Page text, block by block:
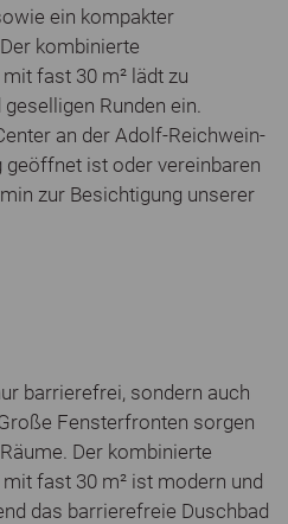
ein kompakter
kombinierte
fast 30 m² lädt zu
Runden ein.
an der Adolf-Reichwein-
geöffnet ist oder vereinbaren
zur Besichtigung unserer
barrierefrei, sondern auch
Fensterfronten sorgen
Der kombinierte
fast 30 m² ist modern und
das barrierefreie Duschbad